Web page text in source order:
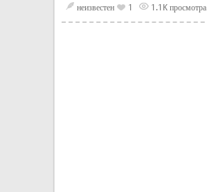
неизвестен 1 1.1K просмотра